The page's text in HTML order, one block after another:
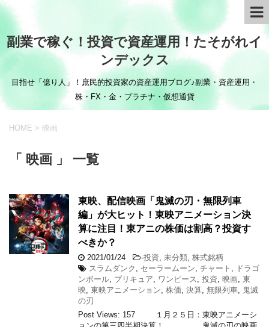
副業で稼ぐ！投資で資産運用！たそがれイ
ンデックス
目指せ「億り人」！庶民的投資家の資産運用ブログ♪副業・資産運用・
株・FX・金・プラチナ・仮想通貨
HOME > 映画
「 映画 」 一覧
東映、配信映画「鬼滅の刃・無限列車
編」が大ヒット！東映アニメーション決
算に注目！東アニの株価は割高？投資す
べきか？
2021/01/24 -投資 未分類 株式銘柄
スラムダンク
セーラームーン チャート
ドラゴ
ンボール プリキュア ワンピース 投資 映画 東
映 東映アニメーション 株価 決算 無限列車
鬼滅
の刃
Post Views: 157 １月２５日：東映アニメーシ